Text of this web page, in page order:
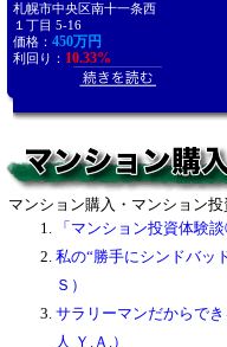
札幌市中央区南十一条西
１丁目 5-16
価格： 450万円
利回り： 10.33%
マンション購入・マンション
「マンション投資体
私の“勝手にシンドバ
Ｓ）
サラリーマンだからで
人 Ｙ.Ａ.）